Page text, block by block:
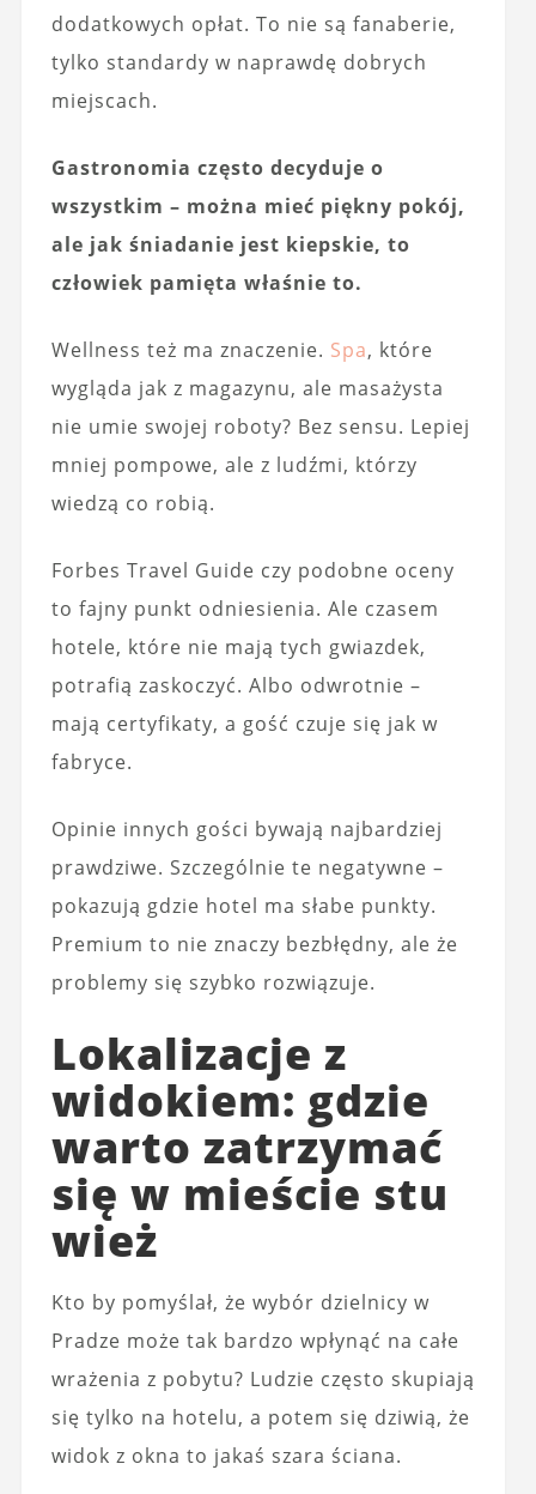
dodatkowych opłat. To nie są fanaberie,
tylko standardy w naprawdę dobrych
miejscach.
Gastronomia często decyduje o
wszystkim – można mieć piękny pokój,
ale jak śniadanie jest kiepskie, to
człowiek pamięta właśnie to.
Wellness też ma znaczenie. Spa, które
wygląda jak z magazynu, ale masażysta
nie umie swojej roboty? Bez sensu. Lepiej
mniej pompowe, ale z ludźmi, którzy
wiedzą co robią.
Forbes Travel Guide czy podobne oceny
to fajny punkt odniesienia. Ale czasem
hotele, które nie mają tych gwiazdek,
potrafią zaskoczyć. Albo odwrotnie –
mają certyfikaty, a gość czuje się jak w
fabryce.
Opinie innych gości bywają najbardziej
prawdziwe. Szczególnie te negatywne –
pokazują gdzie hotel ma słabe punkty.
Premium to nie znaczy bezbłędny, ale że
problemy się szybko rozwiązuje.
Lokalizacje z
widokiem: gdzie
warto zatrzymać
się w mieście stu
wież
Kto by pomyślał, że wybór dzielnicy w
Pradze może tak bardzo wpłynąć na całe
wrażenia z pobytu? Ludzie często skupiają
się tylko na hotelu, a potem się dziwią, że
widok z okna to jakaś szara ściana.